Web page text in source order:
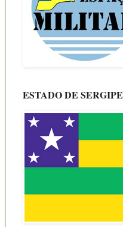
ESTADO DE SERGIPE